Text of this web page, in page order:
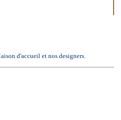
d'accueil et nos designers.